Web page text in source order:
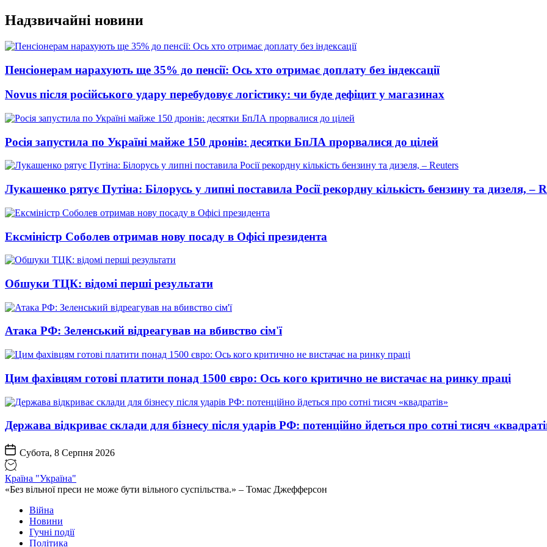
Перейти
до
вмісту
Надзвичайні новини
Пенсіонерам нарахують ще 35% до пенсії: Ось хто отримає доплату без індексації
Novus після російського удару перебудовує логістику: чи буде дефіцит у магазинах
Росія запустила по Україні майже 150 дронів: десятки БпЛА прорвалися до цілей
Лукашенко рятує Путіна: Білорусь у липні поставила Росії рекордну кількість бензину та дизеля, –
Ексміністр Соболев отримав нову посаду в Офісі президента
Обшуки ТЦК: відомі перші результати
Атака РФ: Зеленський відреагував на вбивство сім'ї
Цим фахівцям готові платити понад 1500 євро: Ось кого критично не вистачає на ринку праці
Держава відкриває склади для бізнесу після ударів РФ: потенційно йдеться про сотні тисяч
Субота, 8 Серпня 2026
Країна "Україна"
«Без вільної преси не може бути вільного суспільства.» – Томас Джефферсон
Війна
Новини
Гучні події
Політика